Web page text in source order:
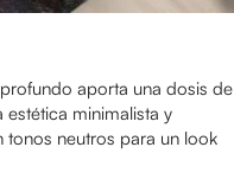
aporta una dosis de
minimalista y
tonos neutros para un look